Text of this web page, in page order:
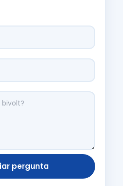
pergunta